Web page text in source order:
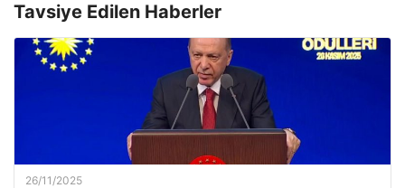
Tavsiye Edilen Haberler
26/11/2025